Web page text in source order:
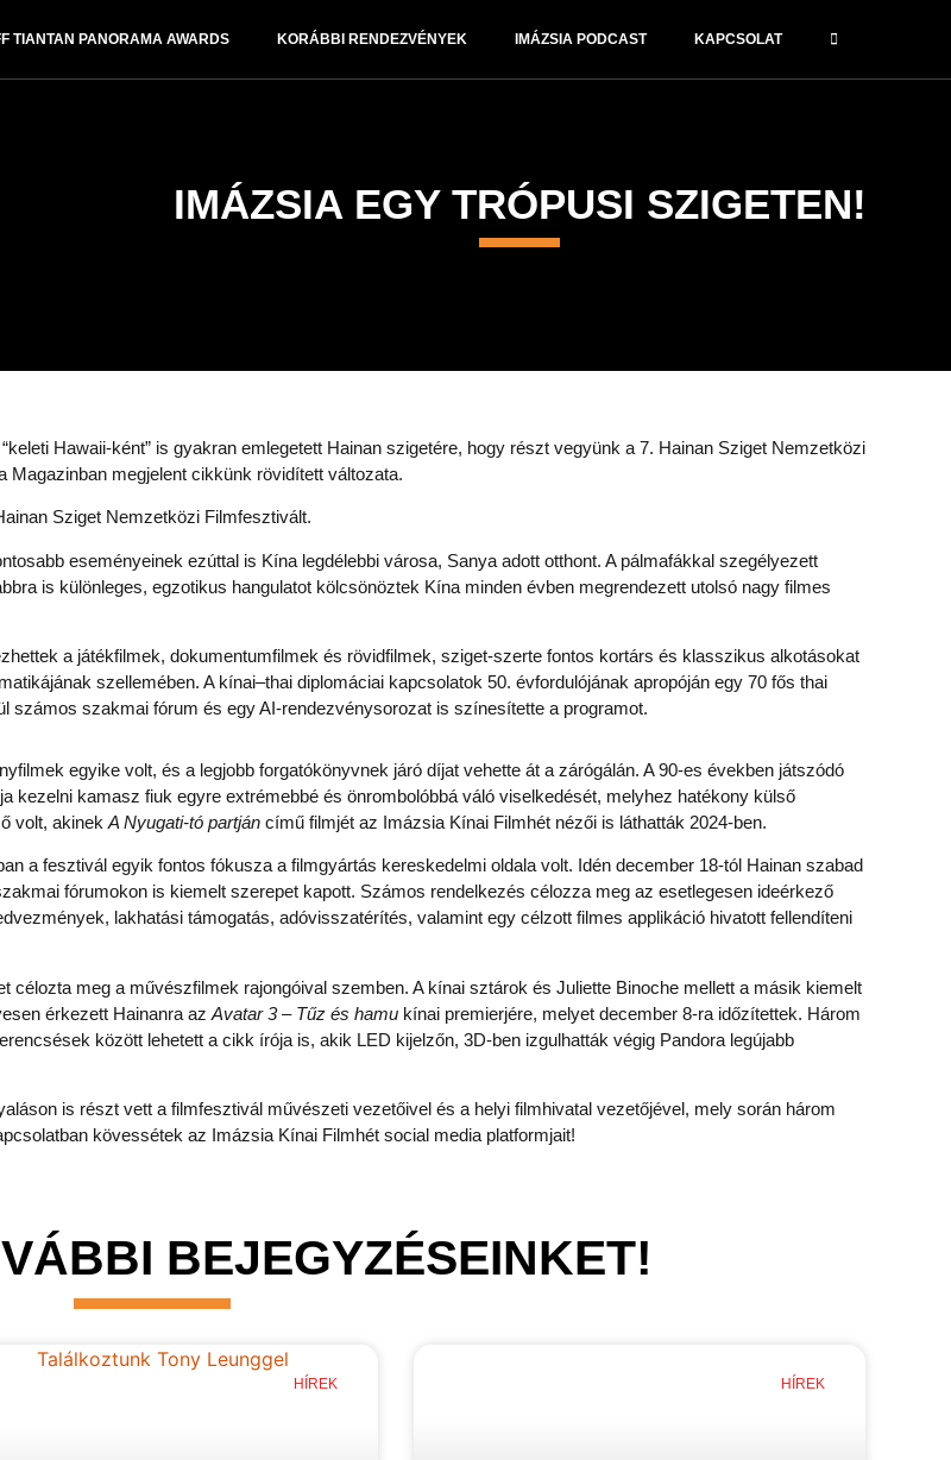
TIANTAN PANORAMA AWARDS KORÁBBI RENDEZVÉNYEK IMÁZSIA PODCAST KAPCSOLAT
IMÁZSIA EGY TRÓPUSI SZIGETEN!
Hawaii-ként” is gyakran emlegetett Hainan szigetére, hogy részt vegyünk a 7. Hainan Sziget Nemzetközi
megjelent cikkünk rövidített változata.
Sziget Nemzetközi Filmfesztivált.
eseményeinek ezúttal is Kína legdélebbi városa, Sanya adott otthont. A pálmafákkal szegélyezett
is különleges, egzotikus hangulatot kölcsönöztek Kína minden évben megrendezett utolsó nagy filmes
a játékfilmek, dokumentumfilmek és rövidfilmek, sziget-szerte fontos kortárs és klasszikus alkotásokat
szellemében. A kínai–thai diplomáciai kapcsolatok 50. évfordulójának apropóján egy 70 fős thai
szakmai fórum és egy AI-rendezvénysorozat is színesítette a programot.
egyike volt, és a legjobb forgatókönyvnek járó díjat vehette át a zárógálán. A 90-es években játszódó
kezelni kamasz fiuk egyre extrémebbé és önrombolóbbá váló viselkedését, melyhez hatékony külső
volt, akinek A Nyugati-tó partján című filmjét az Imázsia Kínai Filmhét nézői is láthatták 2024-ben.
a fesztivál egyik fontos fókusza a filmgyártás kereskedelmi oldala volt. Idén december 18-tól Hainan szabad
fórumokon is kiemelt szerepet kapott. Számos rendelkezés célozza meg az esetlegesen ideérkező
lakhatási támogatás, adóvisszatérítés, valamint egy célzott filmes applikáció hivatott fellendíteni
meg a művészfilmek rajongóival szemben. A kínai sztárok és Juliette Binoche mellett a másik kiemelt
érkezett Hainanra az Avatar 3–Tűz és hamu kínai premierjére, melyet december 8-ra időzítettek. Három
között lehetett a cikk írója is, akik LED kijelzőn, 3D-ben izgulhatták végig Pandora legújabb
is részt vett a filmfesztivál művészeti vezetőivel és a helyi filmhivatal vezetőjével, mely során három
kövessétek az Imázsia Kínai Filmhét social media platformjait!
BEJEGYZÉSEINKET!
HÍREK HÍREK